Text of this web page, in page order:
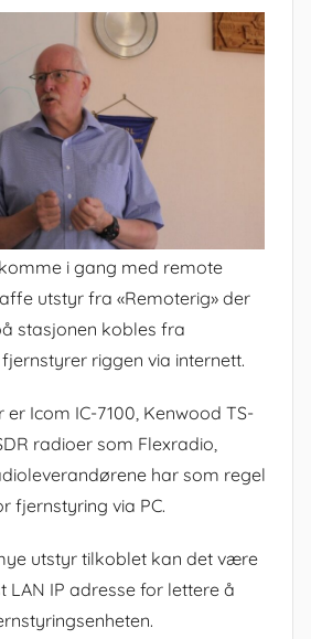
i gang med remote
utstyr fra «Remoterig» der
stasjonen kobles fra
riggen via internett.
Icom IC-7100, Kenwood TS-
radioer som Flexradio,
har som regel
fjernstyring via PC.
utstyr tilkoblet kan det være
LAN IP adresse for lettere å